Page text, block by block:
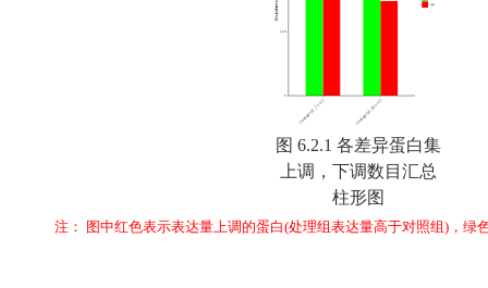
图 6.2.1 各差异蛋白集
上调，下调数目汇总
柱形图
注： 图中红色表示表达量上调的蛋白(处理组表达量高于对照组)，绿